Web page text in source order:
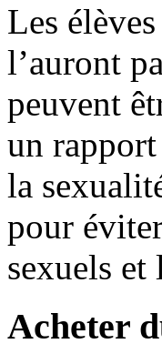
Les
l’auront
peuvent
un
la
pour
sexuels et
Acheter